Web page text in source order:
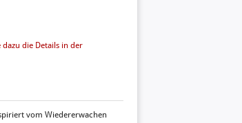
dazu die Details in der
vom Wiedererwachen